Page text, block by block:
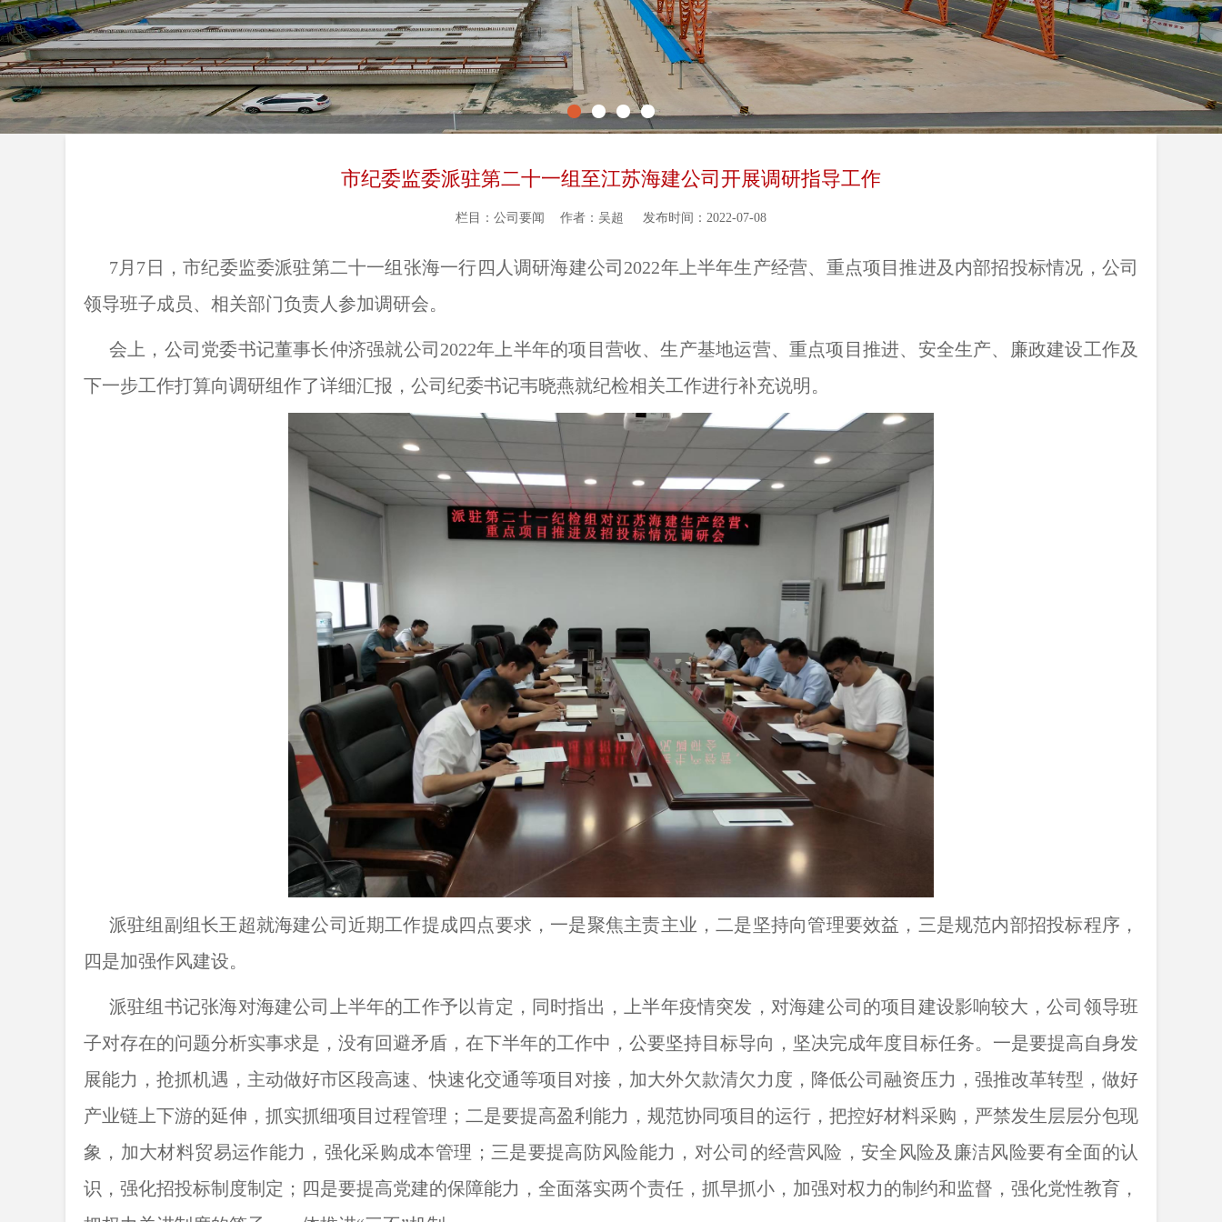
市纪委监委派驻第二十一组至江苏海建公司开展调研指导工作
栏目：公司要闻 作者：吴超 发布时间：2022-07-08
7月7日，市纪委监委派驻第二十一组张海一行四人调研海建公司2022年上半年生产经营、重点项目推进及内部招投标情况，公司
领导班子成员、相关部门负责人参加调研会。
会上，公司党委书记董事长仲济强就公司2022年上半年的项目营收、生产基地运营、重点项目推进、安全生产、廉政建设工作及
下一步工作打算向调研组作了详细汇报，公司纪委书记韦晓燕就纪检相关工作进行补充说明。
派驻组副组长王超就海建公司近期工作提成四点要求，一是聚焦主责主业，二是坚持向管理要效益，三是规范内部招投标程序，
四是加强作风建设。
派驻组书记张海对海建公司上半年的工作予以肯定，同时指出，上半年疫情突发，对海建公司的项目建设影响较大，公司领导班
子对存在的问题分析实事求是，没有回避矛盾，在下半年的工作中，公要坚持目标导向，坚决完成年度目标任务。一是要提高自身发
展能力，抢抓机遇，主动做好市区段高速、快速化交通等项目对接，加大外欠款清欠力度，降低公司融资压力，强推改革转型，做好
产业链上下游的延伸，抓实抓细项目过程管理；二是要提高盈利能力，规范协同项目的运行，把控好材料采购，严禁发生层层分包现
象，加大材料贸易运作能力，强化采购成本管理；三是要提高防风险能力，对公司的经营风险，安全风险及廉洁风险要有全面的认
识，强化招投标制度制定；四是要提高党建的保障能力，全面落实两个责任，抓早抓小，加强对权力的制约和监督，强化党性教育，